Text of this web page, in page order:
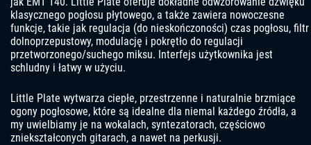
klasycznego pogłosu płytowego, a także zawiera nowoczesne
funkcje, takie jak regulacja (do nieskończoności) czas pogłosu, filtr
dolnoprzepustowy, modulację i pokrętło do regulacji
przetworzonego/suchego miksu. Interfejs użytkownika jest
schludny i łatwy w użyciu.
Little Plate wytwarza ciepłe, przestrzenne i naturalnie brzmiące
ogony pogłosowe, które są idealne dla niemal każdego źródła, a
my uwielbiamy je na wokalach, syntezatorach, częściowo
zniekształconych gitarach, a nawet na perkusji.